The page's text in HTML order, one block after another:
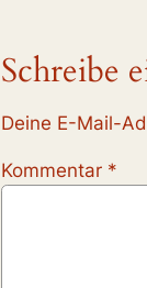
Schreibe
Deine E-Mail-
Kommentar *